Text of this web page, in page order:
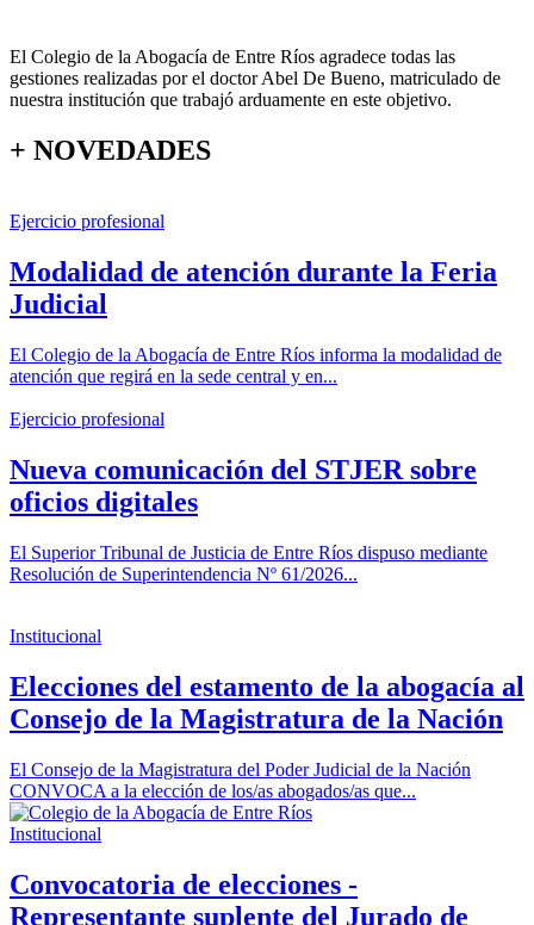
El Colegio de la Abogacía de Entre Ríos agradece todas las
gestiones realizadas por el doctor Abel De Bueno, matriculado de
nuestra institución que trabajó arduamente en este objetivo.
+ NOVEDADES
Ejercicio profesional
Modalidad de atención durante la Feria
Judicial
El Colegio de la Abogacía de Entre Ríos informa la modalidad de
atención que regirá en la sede central y en...
Ejercicio profesional
Nueva comunicación del STJER sobre
oficios digitales
El Superior Tribunal de Justicia de Entre Ríos dispuso mediante
Resolución de Superintendencia Nº 61/2026...
Institucional
Elecciones del estamento de la abogacía al
Consejo de la Magistratura de la Nación
El Consejo de la Magistratura del Poder Judicial de la Nación
CONVOCA a la elección de los/as abogados/as que...
Institucional
Convocatoria de elecciones -
Representante suplente del Jurado de